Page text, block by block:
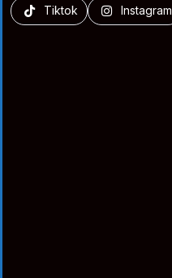
Tiktok Instagram